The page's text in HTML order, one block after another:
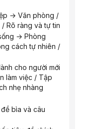
Rõ ràng và tự tin
cách tự nhiên /
làm việc / Tập
nhẹ nhàng